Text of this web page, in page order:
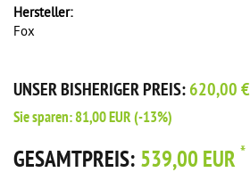
Hersteller:
Fox
UNSER BISHERIGER PREIS:620,00 €
Sie sparen:81,00 EUR(-13%)
GESAMTPREIS: 539,00 EUR *